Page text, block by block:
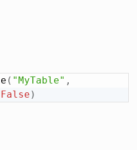
( "MyTable" ,
False )